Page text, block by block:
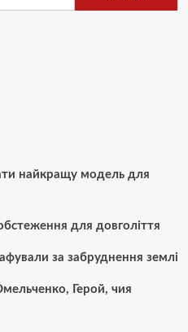
найкращу модель для
для довголіття
за забруднення землі
Герой, чия